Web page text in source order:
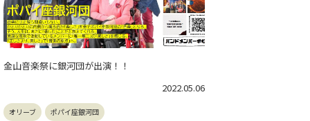
金山音楽祭に銀河団が出演！！
2022.05.06
オリーブ ポパイ座銀河団